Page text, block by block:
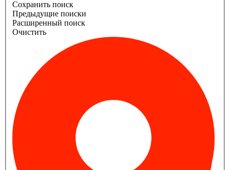
Сохранить поиск
Предыдущие поиски
Расширенный поиск
Очистить